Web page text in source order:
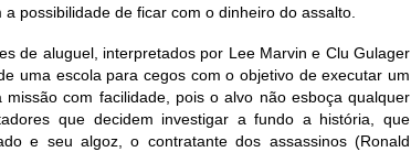
possibilidade de ficar com o dinheiro do assalto.
de aluguel, interpretados por Lee Marvin e Clu Gulager
uma escola para cegos com o objetivo de executar um
com facilidade, pois o alvo não esboça qualquer
que decidem investigar a fundo a história, que
e seu algoz, o contratante dos assassinos (Ronald